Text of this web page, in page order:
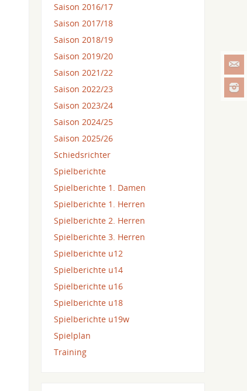
Saison 2016/17
Saison 2017/18
Saison 2018/19
Saison 2019/20
Saison 2021/22
Saison 2022/23
Saison 2023/24
Saison 2024/25
Saison 2025/26
Schiedsrichter
Spielberichte
Spielberichte 1. Damen
Spielberichte 1. Herren
Spielberichte 2. Herren
Spielberichte 3. Herren
Spielberichte u12
Spielberichte u14
Spielberichte u16
Spielberichte u18
Spielberichte u19w
Spielplan
Training